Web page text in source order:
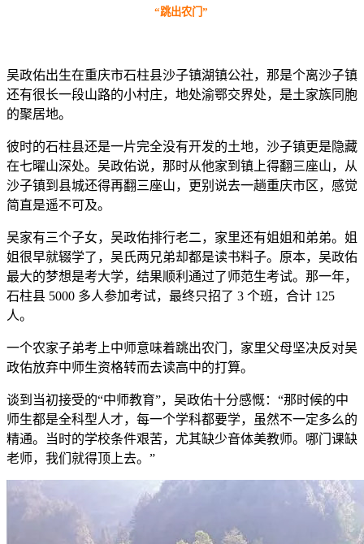
“跳出农门”
吴政佑出生在重庆市石柱县沙子镇湖镇公社，那是个离沙子镇
还有很长一段山路的小村庄，地处渝鄂交界处，是土家族同胞
的聚居地。
彼时的石柱县还是一片完全没有开发的土地，沙子镇更是隐藏
在七曜山深处。吴政佑说，那时从他家到镇上得翻三座山，从
沙子镇到县城还得再翻三座山，更别说去一趟重庆市区，感觉
简直是遥不可及。
吴家有三个子女，吴政佑排行老二，家里还有姐姐和弟弟。姐
姐很早就辍学了，吴氏两兄弟却都是读书料子。原本，吴政佑
最大的梦想是考大学，结果顺利通过了师范生考试。那一年，
石柱县 5000 多人参加考试，最终只招了 3 个班，合计 125
人。
一个农家子弟考上中师意味着跳出农门，家里父母坚决反对吴
政佑放弃中师生资格转而去读高中的打算。
谈到当初接受的“中师教育”，吴政佑十分感慨：“那时候的中
师生都是全科型人才，每一个学科都要学，虽然不一定多么的
精通。当时的学校条件艰苦，尤其缺少音体美教师。哪门课缺
老师，我们就得顶上去。”